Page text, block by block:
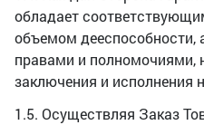
обладает
объемом
правами и
заключения и исполнения
1.5. Осуществляя Заказ